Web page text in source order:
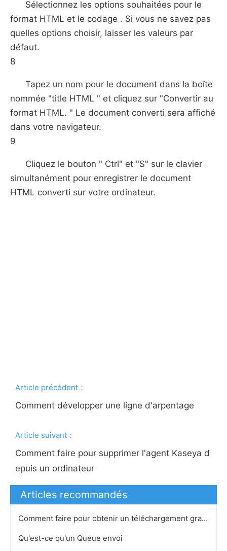
Sélectionnez les options souhaitées pour le
format HTML et le codage . Si vous ne savez pas
quelles options choisir, laisser les valeurs par
défaut.
8
Tapez un nom pour le document dans la boîte
nommée "title HTML " et cliquez sur "Convertir au
format HTML. " Le document converti sera affiché
dans votre navigateur.
9
Cliquez le bouton " Ctrl" et "S" sur le clavier
simultanément pour enregistrer le document
HTML converti sur votre ordinateur.
Article précédent：
Comment développer une ligne d'arpentage
Article suivant：
Comment faire pour supprimer l'agent Kaseya d
epuis un ordinateur
Articles recommandés
Comment faire pour obtenir un téléchargement gratuit pour décompresser un dossier
Qu'est-ce qu'un Queue envoi